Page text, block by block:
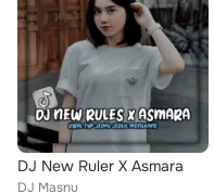
DJ New Ruler X Asmara
DJ Masnu